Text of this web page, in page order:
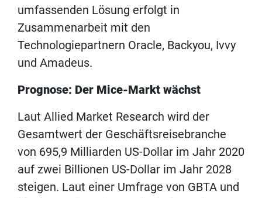
umfassenden Lösung erfolgt in
Zusammenarbeit mit den
Technologiepartnern Oracle, Backyou, Ivvy
und Amadeus.
Prognose: Der Mice-Markt wächst
Laut Allied Market Research wird der
Gesamtwert der Geschäftsreisebranche
von 695,9 Milliarden US-Dollar im Jahr 2020
auf zwei Billionen US-Dollar im Jahr 2028
steigen. Laut einer Umfrage von GBTA und